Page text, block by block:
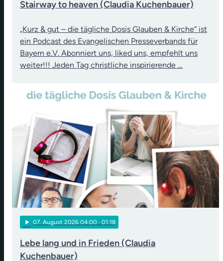
Stairway to heaven (Claudia Kuchenbauer)
„Kurz & gut – die tägliche Dosis Glauben & Kirche“ ist
ein Podcast des Evangelischen Presseverbands für
Bayern e.V. Abonniert uns, liked uns, empfehlt uns
weiter!!! Jeden Tag christliche inspirierende …
play_arrow 07. August 2026 04:00 · 01:18
Lebe lang und in Frieden (Claudia
Kuchenbauer)